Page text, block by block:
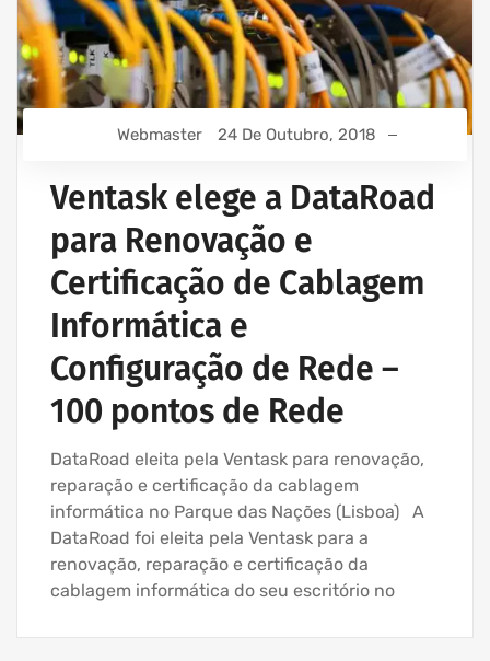
Webmaster 24 De Outubro, 2018
Ventask elege a DataRoad
para Renovação e
Certificação de Cablagem
Informática e
Configuração de Rede –
100 pontos de Rede
DataRoad eleita pela Ventask para renovação,
reparação e certificação da cablagem
informática no Parque das Nações (Lisboa) A
DataRoad foi eleita pela Ventask para a
renovação, reparação e certificação da
cablagem informática do seu escritório no